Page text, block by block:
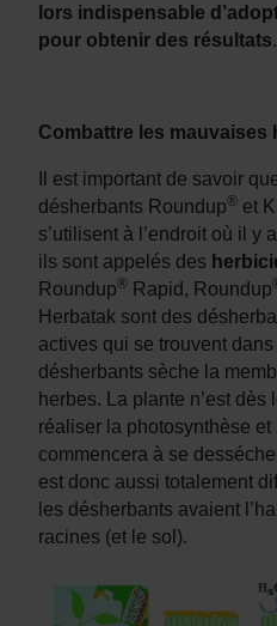
lors indispensable
pour obtenir des résultats.
Combattre les mauvaises
Il est important de savoir
désherbants Roundup® et
s’utilisent à l’endroit où il y
ils sont appelés des
Roundup® Rapid, Roundup
Herbatak sont des
actives qui se trouvent dans
désherbants sèche la
herbes. La plante n’est
réaliser la photosynthèse
commencera à se
est donc aussi totalement
les désherbants avaient
racines (et le sol).